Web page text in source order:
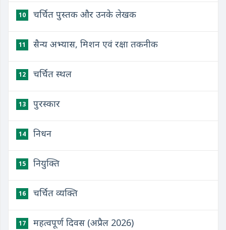
10 चर्चित पुस्तक और उनके लेखक
11 सैन्य अभ्यास, मिशन एवं रक्षा तकनीक
12 चर्चित स्थल
13 पुरस्कार
14 निधन
15 नियुक्ति
16 चर्चित व्यक्ति
17 महत्वपूर्ण दिवस (अप्रैल 2026)